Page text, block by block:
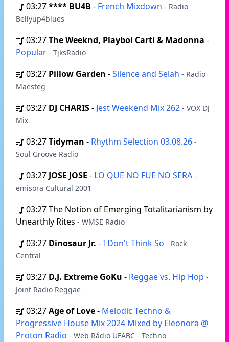
03:27**** BU4B - French Mixdown - Radio
Bellyup4blues
03:27The Weeknd, Playboi Carti & Madonna -
Popular - TjksRadio
03:27 Pillow Garden -Silence and Selah - Radio
Maesteg
03:27 DJ CHARIS- Jest Weekend Mix 262 - VOX DJ
Mix
03:27Tidyman - Rhythm Selection 03.08.26 -
Soul Groove Radio
03:27 JOSE JOSE - LO QUE NO FUE NO SERA -
emisora Cultural 2001
03:27The Notion of Emerging Totalitarianism by
Unearthly Rites - WMSE Radio
03:27 Dinosaur Jr. -I Don't Think So - Rock
Central
03:27 D.J. Extreme GoKu - Reggae vs. Hip Hop -
Joint Radio Reggae
03:27Age of Love- Melodic Techno &
Progressive House Mix 2024 Mixed by Eleonora @
Proton Radio - Web Rádio UFABC - Techno